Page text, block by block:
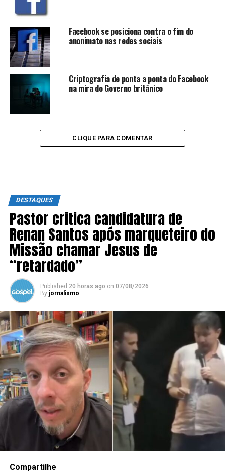
Facebook se posiciona contra o fim do
anonimato nas redes sociais
Criptografia de ponta a ponta do Facebook
na mira do Governo britânico
CLIQUE PARA COMENTAR
DESTAQUES
Pastor critica candidatura de
Renan Santos após marqueteiro do
Missão chamar Jesus de
“retardado”
Published 20 horas ago on 07/08/2026
By jornalismo
Compartilhe